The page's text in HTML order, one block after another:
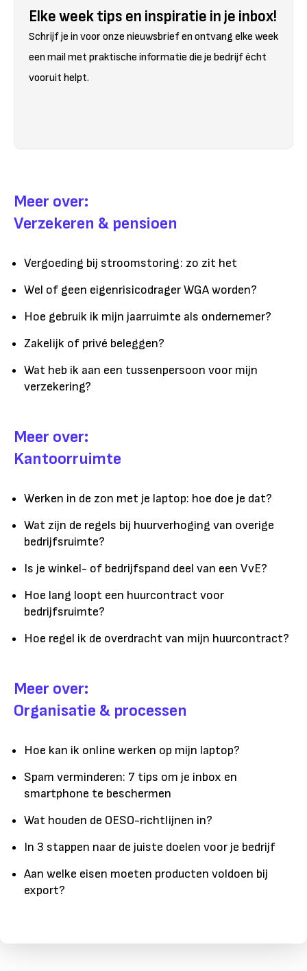
Elke week tips en inspiratie in je inbox!
Schrijf je in voor onze nieuwsbrief en ontvang elke week
een mail met praktische informatie die je bedrijf écht
vooruit helpt.
Meer over:
Verzekeren & pensioen
Vergoeding bij stroomstoring: zo zit het
Wel of geen eigenrisicodrager WGA worden?
Hoe gebruik ik mijn jaarruimte als ondernemer?
Zakelijk of privé beleggen?
Wat heb ik aan een tussenpersoon voor mijn
verzekering?
Meer over:
Kantoorruimte
Werken in de zon met je laptop: hoe doe je dat?
Wat zijn de regels bij huurverhoging van overige
bedrijfsruimte?
Is je winkel- of bedrijfspand deel van een VvE?
Hoe lang loopt een huurcontract voor
bedrijfsruimte?
Hoe regel ik de overdracht van mijn huurcontract?
Meer over:
Organisatie & processen
Hoe kan ik online werken op mijn laptop?
Spam verminderen: 7 tips om je inbox en
smartphone te beschermen
Wat houden de OESO-richtlijnen in?
In 3 stappen naar de juiste doelen voor je bedrijf
Aan welke eisen moeten producten voldoen bij
export?